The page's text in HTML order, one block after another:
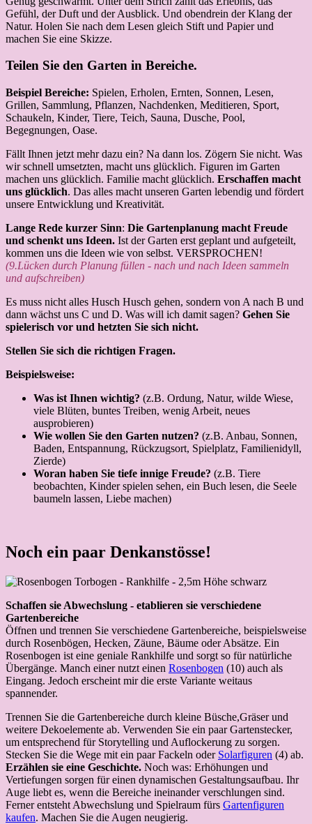
Gefühl, der Duft und der Ausblick. Und obendrein der Klang der
Natur. Holen Sie nach dem Lesen gleich Stift und Papier und
machen Sie eine Skizze.
Teilen Sie den Garten in Bereiche.
Beispiel Bereiche: Spielen, Erholen, Ernten, Sonnen, Lesen,
Grillen, Sammlung, Pflanzen, Nachdenken, Meditieren, Sport,
Schaukeln, Kinder, Tiere, Teich, Sauna, Dusche, Pool,
Begegnungen, Oase.
Fällt Ihnen jetzt mehr dazu ein? Na dann los. Zögern Sie nicht. Was
wir schnell umsetzten, macht uns glücklich. Figuren im Garten
machen uns glücklich. Familie macht glücklich. Erschaffen macht
uns glücklich. Das alles macht unseren Garten lebendig und fördert
unsere Entwicklung und Kreativität.
Lange Rede kurzer Sinn: Die Gartenplanung macht Freude
und schenkt uns Ideen. Ist der Garten erst geplant und aufgeteilt,
kommen uns die Ideen wie von selbst. VERSPROCHEN!
(9.Lücken durch Planung füllen - nach und nach Ideen sammeln
und aufschreiben)
Es muss nicht alles Husch Husch gehen, sondern von A nach B und
dann wächst uns C und D. Was will ich damit sagen? Gehen Sie
spielerisch vor und hetzten Sie sich nicht.
Stellen Sie sich die richtigen Fragen.
Beispielsweise:
Was ist Ihnen wichtig? (z.B. Ordung, Natur, wilde Wiese,
viele Blüten, buntes Treiben, wenig Arbeit, neues
ausprobieren)
Wie wollen Sie den Garten nutzen? (z.B. Anbau, Sonnen,
Baden, Entspannung, Rückzugsort, Spielplatz, Familienidyll,
Zierde)
Woran haben Sie tiefe innige Freude? (z.B. Tiere
beobachten, Kinder spielen sehen, ein Buch lesen, die Seele
baumeln lassen, Liebe machen)
Noch ein paar Denkanstösse!
Schaffen sie Abwechslung - etablieren sie verschiedene
Gartenbereiche
Öffnen und trennen Sie verschiedene Gartenbereiche, beispielsweise
durch Rosenbögen, Hecken, Zäune, Bäume oder Absätze. Ein
Rosenbogen ist eine geniale Rankhilfe und sorgt so für natürliche
Übergänge. Manch einer nutzt einen Rosenbogen (10) auch als
Eingang. Jedoch erscheint mir die erste Variante weitaus
spannender.
Trennen Sie die Gartenbereiche durch kleine Büsche,Gräser und
weitere Dekoelemente ab. Verwenden Sie ein paar Gartenstecker,
um entsprechend für Storytelling und Auflockerung zu sorgen.
Stecken Sie die Wege mit ein paar Fackeln oder Solarfiguren (4) ab.
Erzählen sie eine Geschichte. Noch was: Erhöhungen und
Vertiefungen sorgen für einen dynamischen Gestaltungsaufbau. Ihr
Auge liebt es, wenn die Bereiche ineinander verschlungen sind.
Ferner entsteht Abwechslung und Spielraum fürs Gartenfiguren
kaufen. Machen Sie die Augen neugierig.